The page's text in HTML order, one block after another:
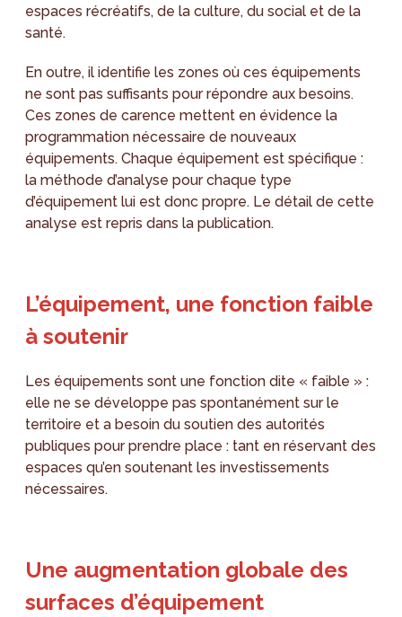
espaces récréatifs, de la culture, du social et de la
santé.
En outre, il identifie les zones où ces équipements
ne sont pas suffisants pour répondre aux besoins.
Ces zones de carence mettent en évidence la
programmation nécessaire de nouveaux
équipements. Chaque équipement est spécifique :
la méthode d’analyse pour chaque type
d’équipement lui est donc propre. Le détail de cette
analyse est repris dans la publication.
L’équipement, une fonction faible
à soutenir
Les équipements sont une fonction dite « faible » :
elle ne se développe pas spontanément sur le
territoire et a besoin du soutien des autorités
publiques pour prendre place : tant en réservant des
espaces qu’en soutenant les investissements
nécessaires.
Une augmentation globale des
surfaces d’équipement